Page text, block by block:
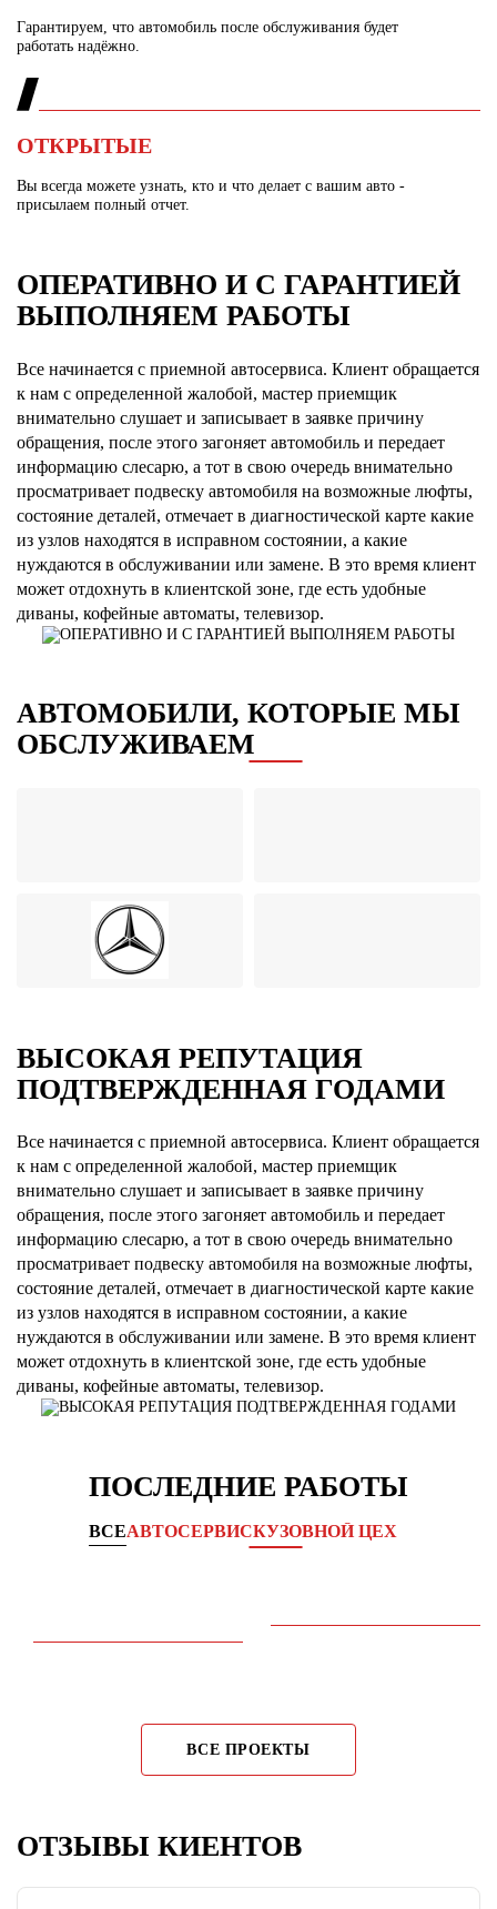
Гарантируем, что автомобиль после обслуживания будет
работать надёжно.
ОТКРЫТЫЕ
Вы всегда можете узнать, кто и что делает с вашим авто -
присылаем полный отчет.
ОПЕРАТИВНО И С ГАРАНТИЕЙ
ВЫПОЛНЯЕМ РАБОТЫ
Все начинается с приемной автосервиса. Клиент обращается
к нам с определенной жалобой, мастер приемщик
внимательно слушает и записывает в заявке причину
обращения, после этого загоняет автомобиль и передает
информацию слесарю, а тот в свою очередь внимательно
просматривает подвеску автомобиля на возможные люфты,
состояние деталей, отмечает в диагностической карте какие
из узлов находятся в исправном состоянии, а какие
нуждаются в обслуживании или замене. В это время клиент
может отдохнуть в клиентской зоне, где есть удобные
диваны, кофейные автоматы, телевизор.
АВТОМОБИЛИ, КОТОРЫЕ МЫ
ОБСЛУЖИВАЕМ
ВЫСОКАЯ РЕПУТАЦИЯ
ПОДТВЕРЖДЕННАЯ ГОДАМИ
Все начинается с приемной автосервиса. Клиент обращается
к нам с определенной жалобой, мастер приемщик
внимательно слушает и записывает в заявке причину
обращения, после этого загоняет автомобиль и передает
информацию слесарю, а тот в свою очередь внимательно
просматривает подвеску автомобиля на возможные люфты,
состояние деталей, отмечает в диагностической карте какие
из узлов находятся в исправном состоянии, а какие
нуждаются в обслуживании или замене. В это время клиент
может отдохнуть в клиентской зоне, где есть удобные
диваны, кофейные автоматы, телевизор.
ПОСЛЕДНИЕ РАБОТЫ
ВСЕАВТОСЕРВИСКУЗОВНОЙ ЦЕХ
ВСЕ ПРОЕКТЫ
ОТЗЫВЫ КИЕНТОВ